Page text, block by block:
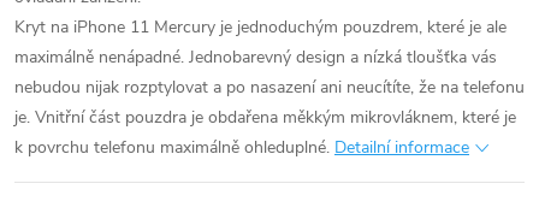
Kryt na iPhone 11 Mercury je jednoduchým pouzdrem, které je ale
maximálně nenápadné. Jednobarevný design a nízká tloušťka vás
nebudou nijak rozptylovat a po nasazení ani neucítíte, že na telefonu
je. Vnitřní část pouzdra je obdařena měkkým mikrovláknem, které je
k povrchu telefonu maximálně ohleduplné. Detailní informace